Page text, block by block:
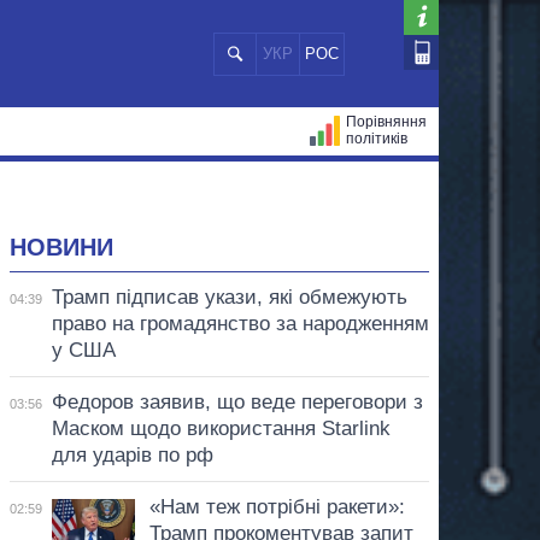
УКР РОС
Порівняння
політиків
НОВИНИ
04:39
Трамп підписав укази, які обмежують
право на громадянство за народженням
у США
03:56
Федоров заявив, що веде переговори з
Маском щодо використання Starlink
для ударів по рф
02:59
«Нам теж потрібні ракети»:
Трамп прокоментував запит